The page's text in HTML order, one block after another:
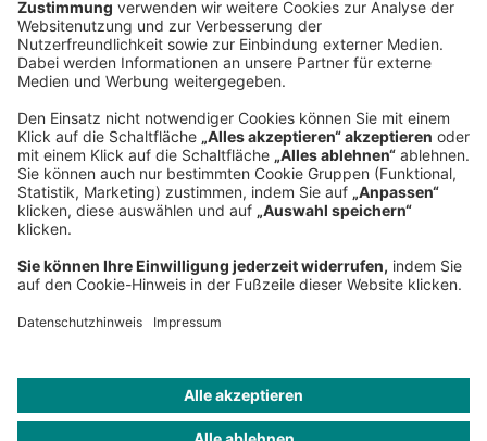
Sederanger 1
80538 München
Deutschland
Fax:
+49 89 9230-8202
Mail:
Senden Sie eine Nachricht
NEWSROOM
IMPRESSUM
HILFE
DATENSCHUTZ
COOKIES